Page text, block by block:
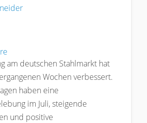
am deutschen Stahlmarkt hat
Wochen verbessert.
haben eine
im Juli, steigende
und positive